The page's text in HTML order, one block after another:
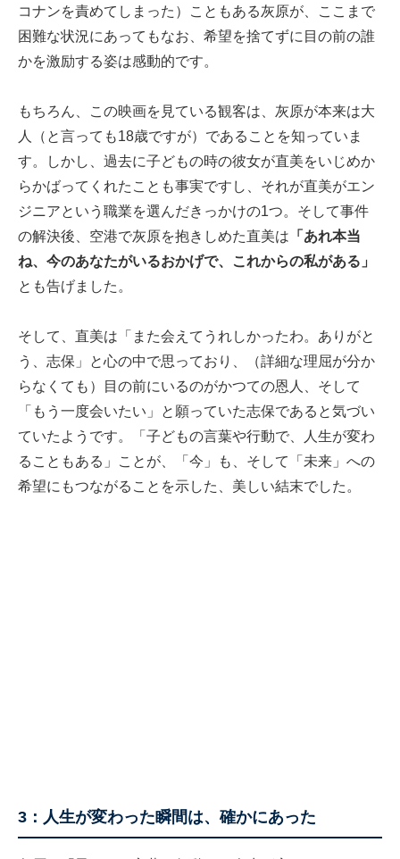
コナンを責めてしまった）こともある灰原が、ここまで
困難な状況にあってもなお、希望を捨てずに目の前の誰
かを激励する姿は感動的です。
もちろん、この映画を見ている観客は、灰原が本来は大
人（と言っても18歳ですが）であることを知っていま
す。しかし、過去に子どもの時の彼女が直美をいじめか
らかばってくれたことも事実ですし、それが直美がエン
ジニアという職業を選んだきっかけの1つ。そして事件
の解決後、空港で灰原を抱きしめた直美は 「あれ本当
ね、今のあなたがいるおかげで、これからの私がある」
とも告げました。
そして、直美は「また会えてうれしかったわ。ありがと
う、志保」と心の中で思っており、（詳細な理屈が分か
らなくても）目の前にいるのがかつての恩人、そして
「もう一度会いたい」と願っていた志保であると気づい
ていたようです。「子どもの言葉や行動で、人生が変わ
ることもある」ことが、「今」も、そして「未来」への
希望にもつながることを示した、美しい結末でした。
3：人生が変わった瞬間は、確かにあった